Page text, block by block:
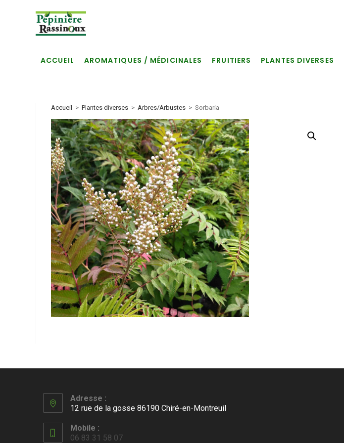
ACCUEIL AROMATIQUES / MÉDICINALES FRUITIERS PLANTES DIVERSES
Accueil > Plantes diverses > Arbres/Arbustes > Sorbaria
Adresse :
12 rue de la gosse 86190 Chiré-en-Montreuil
Mobile :
06 83 31 58 07